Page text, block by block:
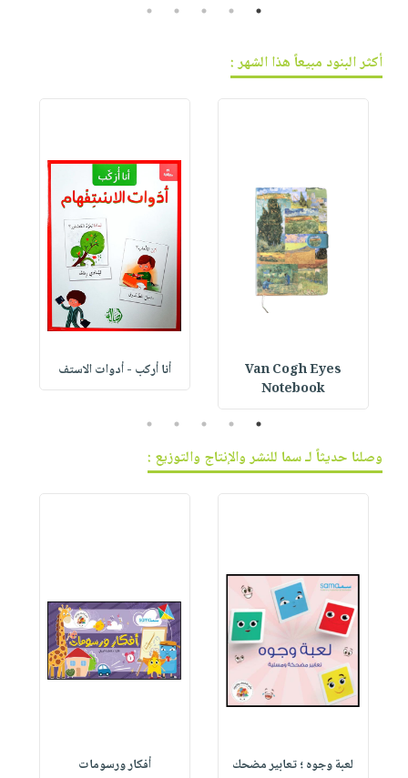
1
2
3
4
5
أكثر البنود مبيعاً هذا الشهر :
Van Cogh Eyes
Notebook
أنا أركب - أدوات الاستف
1
2
3
4
5
وصلنا حديثاً لـ سما للنشر والإنتاج والتوزيع :
لعبة وجوه ؛ تعابير مضحك أفكار ورسومات